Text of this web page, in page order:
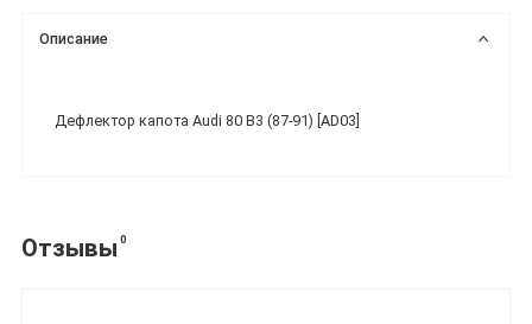
Описание
Дефлектор капота Audi 80 B3 (87-91) [AD03]
Отзывы 0